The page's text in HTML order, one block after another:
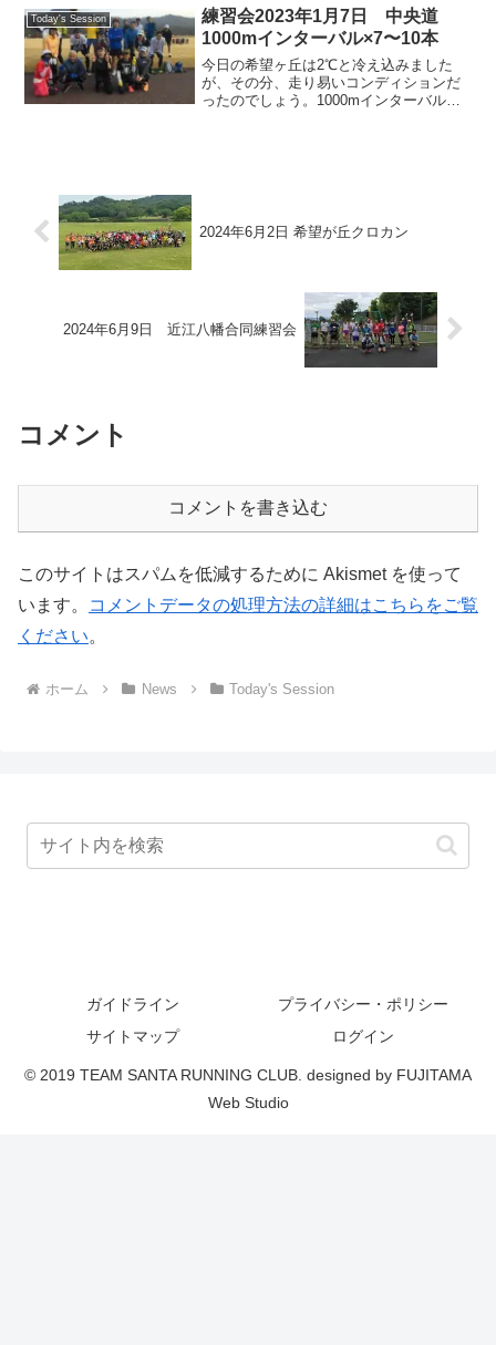
インターバル走、刈り込まれた芝コース
で、今日も楽しく...
Today's Session
練習会2023年1月7日 中央道
1000mインターバル×7〜10本
今日の希望ヶ丘は2℃と冷え込みました
が、その分、走り易いコンディションだ
ったのでしょう。1000mインターバルと
2024年6月2日 希望が丘クロカン
2024年6月9日 近江八幡合同練習会
コメント
コメントを書き込む
このサイトはスパムを低減するために Akismet を使って
います。
コメントデータの処理方法の詳細はこちらをご覧
ください。
ホーム News Today's Session
ガイドライン
プライバシー・ポリシー
サイトマップ
ログイン
© 2019 TEAM SANTA RUNNING CLUB. designed by FUJITAMA
Web Studio